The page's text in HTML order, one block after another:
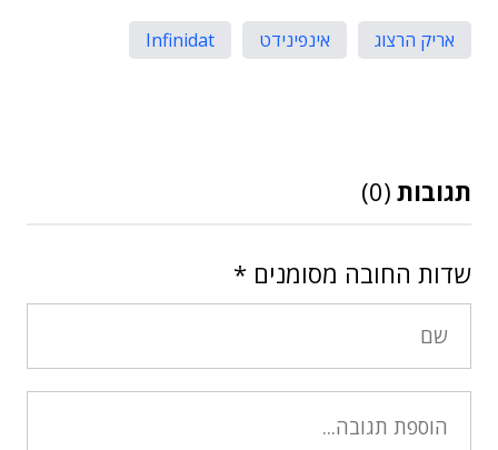
אריק הרצוג אינפינידט Infinidat
תגובות (0)
שדות החובה מסומנים *